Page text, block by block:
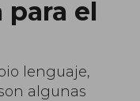
el
lenguaje,
algunas